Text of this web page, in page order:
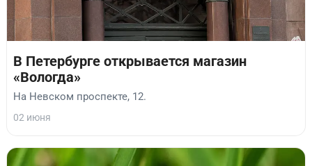
В Петербурге открывается магазин
«Вологда»
На Невском проспекте, 12.
02 июня